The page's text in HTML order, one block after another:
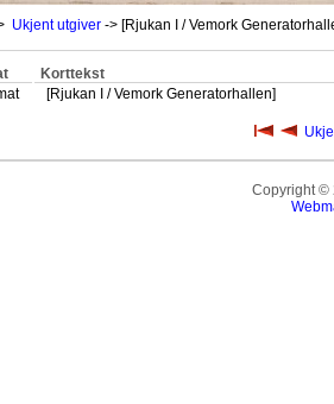
Ukjent utgiver -> [Rjukan I / Vemork
Korttekst
[Rjukan I / Vemork Generatorhallen]
Copyright ©